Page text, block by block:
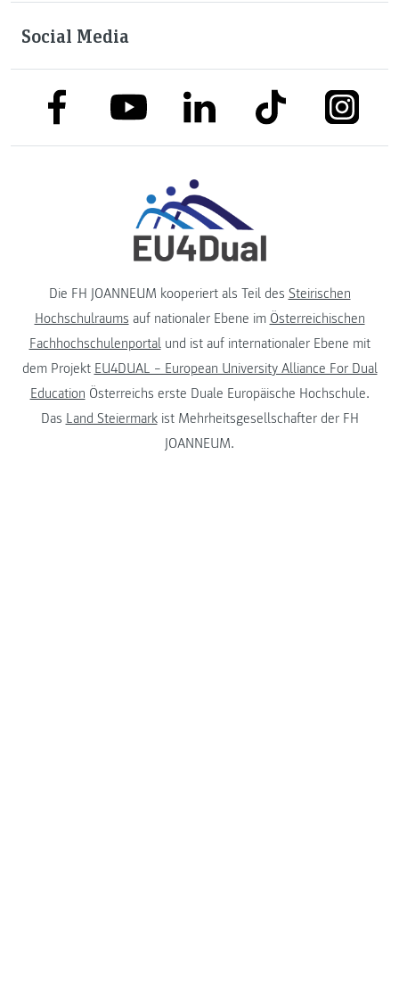
Social Media
link to facebooklink to youtubelink to linkedinlink to tiktok
Die FH JOANNEUM kooperiert als Teil des Steirischen
Hochschulraums auf nationaler Ebene im Österreichischen
Fachhochschulenportalund ist auf internationaler Ebene mit
dem Projekt EU4DUAL – European University Alliance For Dual
Education Österreichs erste Duale Europäische Hochschule.
Das Land Steiermarkist Mehrheitsgesellschafter der FH
JOANNEUM.